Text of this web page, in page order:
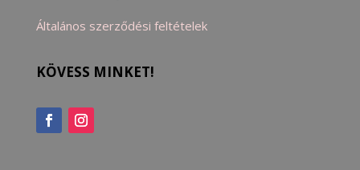
Általános szerződési feltételek
KÖVESS MINKET!